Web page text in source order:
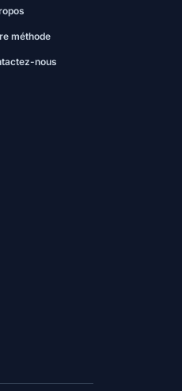
méthode
nous